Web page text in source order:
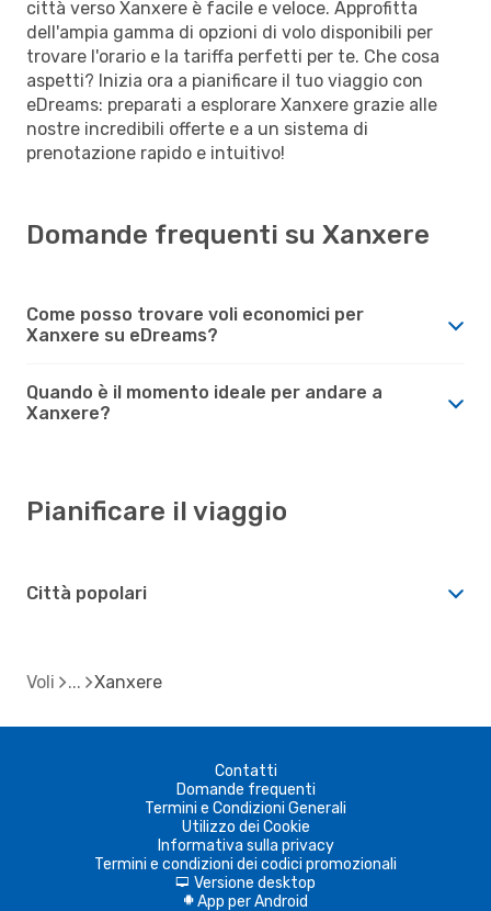
città verso Xanxere è facile e veloce. Approfitta
dell'ampia gamma di opzioni di volo disponibili per
trovare l'orario e la tariffa perfetti per te. Che cosa
aspetti? Inizia ora a pianificare il tuo viaggio con
eDreams: preparati a esplorare Xanxere grazie alle
nostre incredibili offerte e a un sistema di
prenotazione rapido e intuitivo!
Domande frequenti su Xanxere
Come posso trovare voli economici per
Xanxere su eDreams?
Quando è il momento ideale per andare a
Xanxere?
Pianificare il viaggio
Città popolari
Voli Xanxere
Contatti
Domande frequenti
Termini e Condizioni Generali
Utilizzo dei Cookie
Informativa sulla privacy
Termini e condizioni dei codici promozionali
d Versione desktop
A App per Android